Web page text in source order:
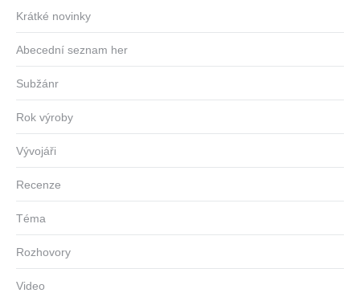
Krátké novinky
Abecední seznam her
Subžánr
Rok výroby
Vývojáři
Recenze
Téma
Rozhovory
Video